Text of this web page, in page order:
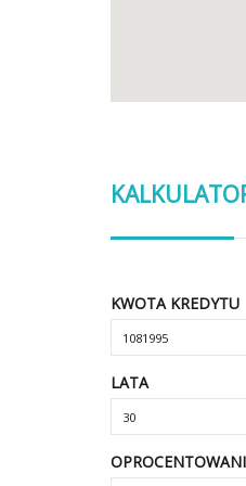
KWOTA KREDYTU
LATA